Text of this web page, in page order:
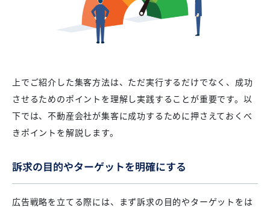
上でご紹介した集客方法は、ただ実行するだけでなく、成功
させるためのポイントを理解し実践することが重要です。以
下では、不動産会社が集客に成功するために押さえておくべ
きポイントを解説します。
訴求の目的やターゲットを明確にする
広告戦略を立てる際には、まず訴求の目的やターゲットをは